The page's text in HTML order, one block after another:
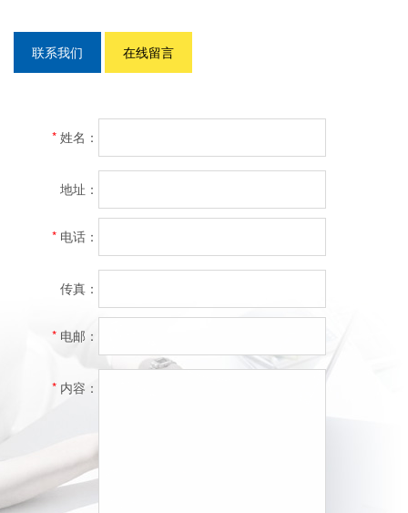
联系我们 在线留言
* 姓名：
地址：
* 电话：
传真：
* 电邮：
* 内容：